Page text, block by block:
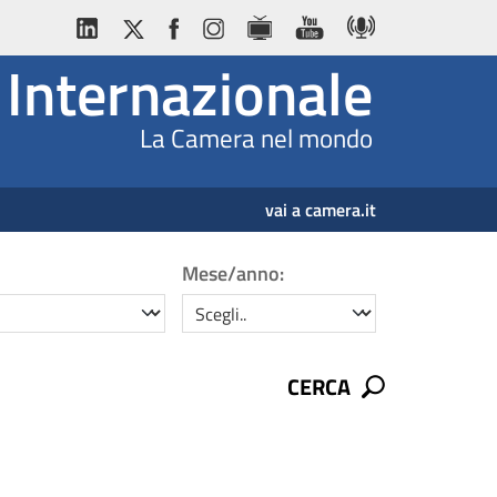
Internazionale
La Camera nel mondo
vai a camera.it
Mese/anno:
mese/anno
CERCA